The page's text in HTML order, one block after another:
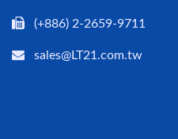
(+886) 2-2659-9711
sales@LT21.com.tw